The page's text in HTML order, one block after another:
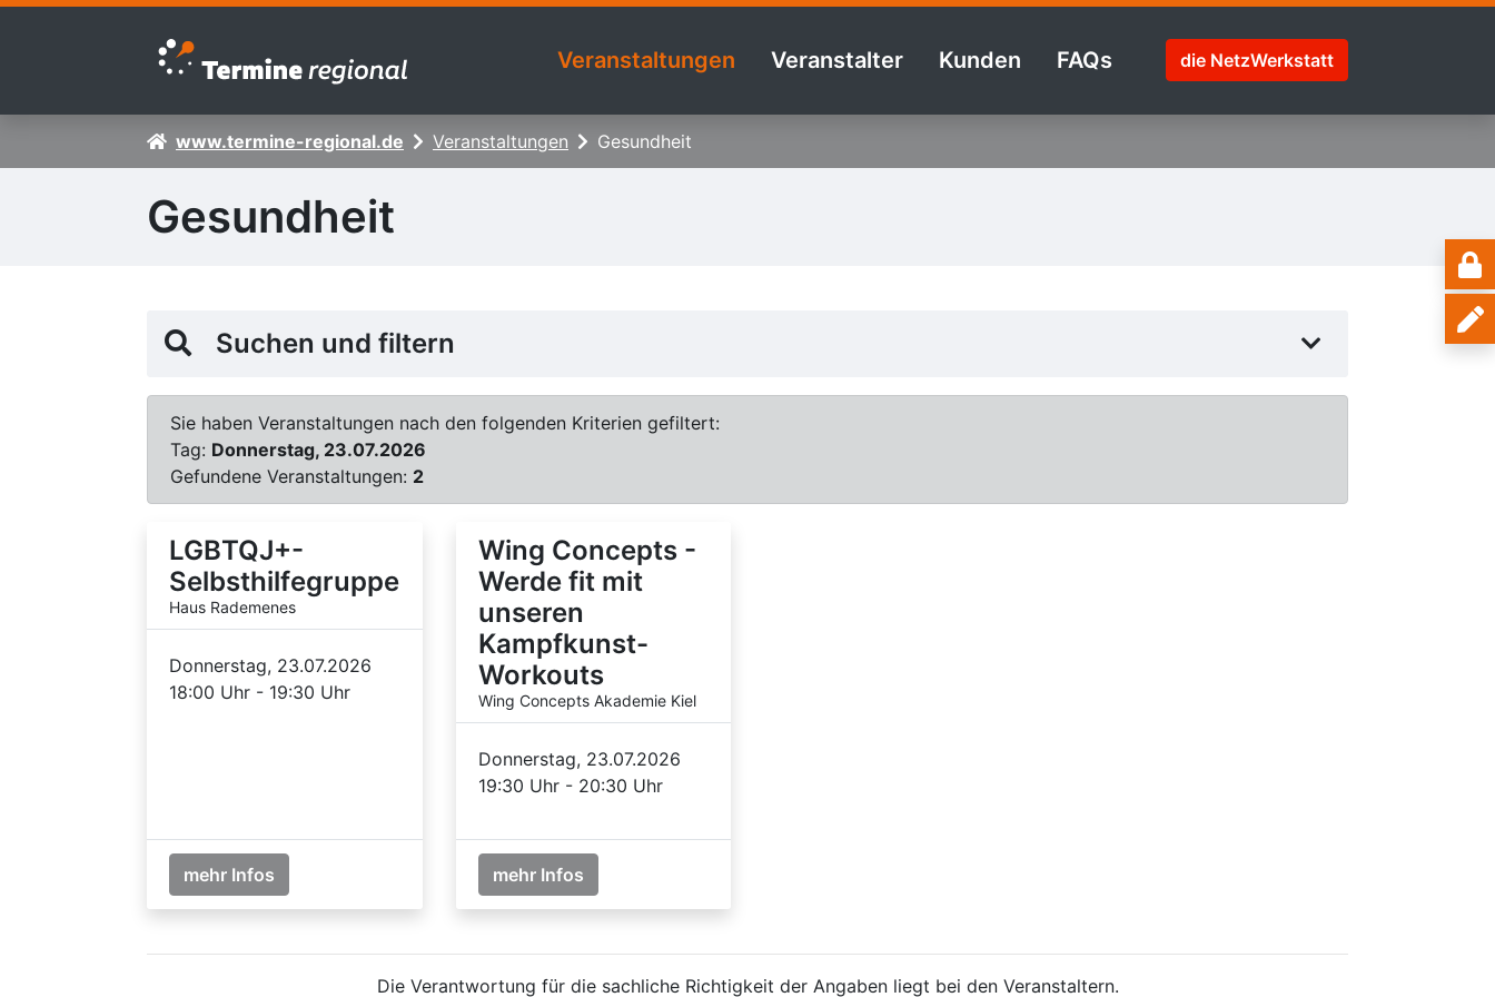
Zur Navigation springen
Zum Inhalt springen
Veranstaltungen Veranstalter Kunden FAQs die NetzWerkstatt
www.termine-regional.de Veranstaltungen Gesundheit
Gesundheit
Suchen und filtern
Sie haben Veranstaltungen nach den folgenden Kriterien gefiltert:
Tag: Donnerstag, 23.07.2026
Gefundene Veranstaltungen: 2
LGBTQJ+-
Selbsthilfegruppe
Haus Rademenes
Donnerstag, 23.07.2026
18:00 Uhr - 19:30 Uhr
mehr Infos
Wing Concepts -
Werde fit mit
unseren
Kampfkunst-
Workouts
Wing Concepts Akademie Kiel
Donnerstag, 23.07.2026
19:30 Uhr - 20:30 Uhr
mehr Infos
Die Verantwortung für die sachliche Richtigkeit der Angaben liegt bei den Veranstaltern.